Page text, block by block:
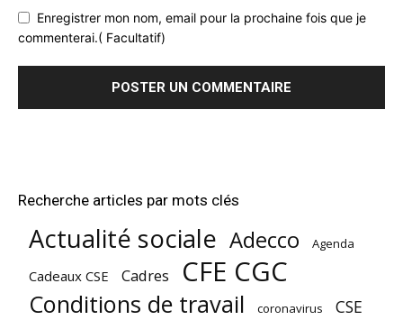
Enregistrer mon nom, email pour la prochaine fois que je
commenterai.( Facultatif)
Recherche articles par mots clés
Actualité sociale Adecco Agenda
Cadeaux CSE Cadres CFE CGC
Conditions de travail coronavirus CSE